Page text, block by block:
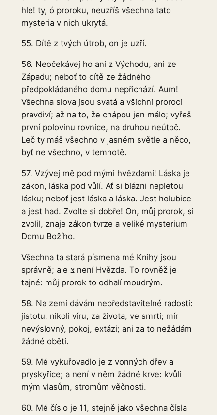
hle! ty, ó proroku, neuzříš všechna tato
mysteria v nich ukrytá.
55. Dítě z tvých útrob, on je uzří.
56. Neočekávej ho ani z Východu, ani ze
Západu; neboť to dítě ze žádného
předpokládaného domu nepřichází. Aum!
Všechna slova jsou svatá a všichni proroci
pravdiví; až na to, že chápou jen málo; vyřeš
první polovinu rovnice, na druhou neútoč.
Leč ty máš všechno v jasném světle a něco,
byť ne všechno, v temnotě.
57. Vzývej mě pod mými hvězdami! Láska je
zákon, láska pod vůlí. Ať si blázni nepletou
lásku; neboť jest láska a láska. Jest holubice
a jest had. Zvolte si dobře! On, můj prorok, si
zvolil, znaje zákon tvrze a veliké mysterium
Domu Božího.
Všechna ta stará písmena mé Knihy jsou
správně; ale צ není Hvězda. To rovněž je
tajné: můj prorok to odhalí moudrým.
58. Na zemi dávám nepředstavitelné radosti:
jistotu, nikoli víru, za života, ve smrti; mír
nevýslovný, pokoj, extázi; ani za to nežádám
žádné oběti.
59. Mé vykuřovadlo je z vonných dřev a
pryskyřice; a není v něm žádné krve: kvůli
mým vlasům, stromům věčnosti.
60. Mé číslo je 11, stejně jako všechna čísla